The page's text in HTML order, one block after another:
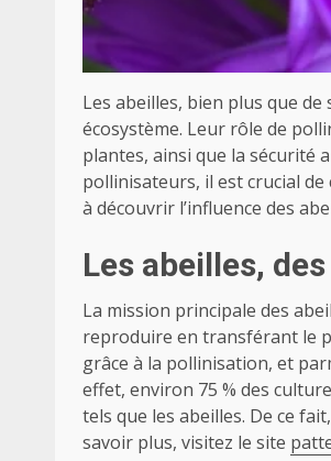
Les abeilles, bien plus que
écosystème. Leur rôle de
plantes, ainsi que la sécurité
pollinisateurs, il est crucial
à découvrir l’influence des
Les abeilles,
La mission principale des
reproduire en transférant le
grâce à la pollinisation, et
effet, environ 75 % des
tels que les abeilles. De ce
savoir plus, visitez le site